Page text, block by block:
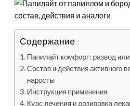
Содержание
Папилайт комфорт: развод
Состав и действия активного
наросты
Инструкция применения
Курс лечения и дозировка